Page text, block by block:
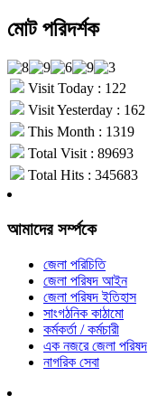
মোট পরিদর্শক
Visit Today : 122
Visit Yesterday : 162
This Month : 1319
Total Visit : 89693
Total Hits : 345683
আমাদের সর্ম্পকে
জেলা পরিচিতি
জেলা পরিষদ আইন
জেলা পরিষদ ইতিহাস
সাংগঠনিক কাঠামো
কর্মকর্তা / কর্মচারী
এক নজরে জেলা পরিষদ
নাগরিক সেবা